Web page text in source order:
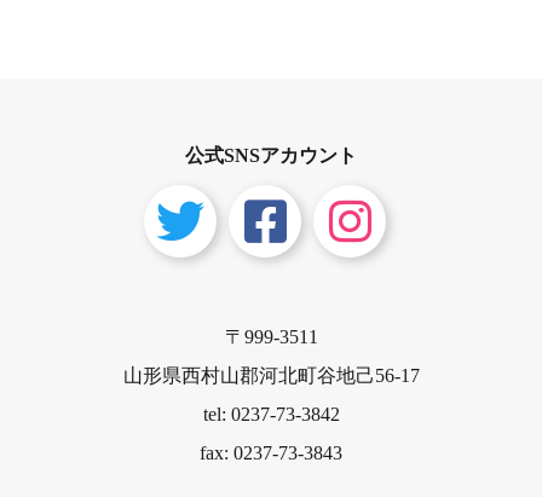
公式SNSアカウント
〒999-3511
山形県西村山郡河北町谷地己56-17
tel: 0237-73-3842
fax: 0237-73-3843